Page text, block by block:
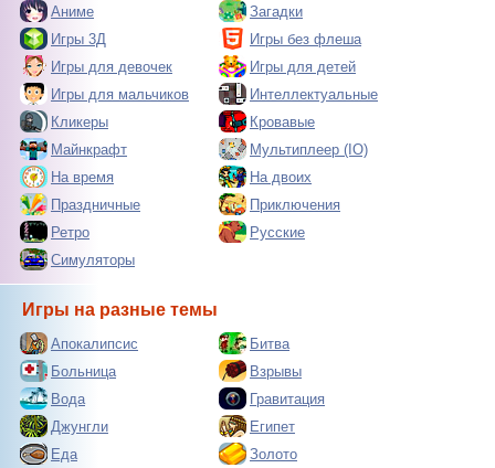
Аниме
Загадки
Игры 3Д
Игры без флеша
Игры для девочек
Игры для детей
Игры для мальчиков
Интеллектуальные
Кликеры
Кровавые
Майнкрафт
Мультиплеер (IO)
На время
На двоих
Праздничные
Приключения
Ретро
Русские
Симуляторы
Игры на разные темы
Апокалипсис
Битва
Больница
Взрывы
Вода
Гравитация
Джунгли
Египет
Еда
Золото